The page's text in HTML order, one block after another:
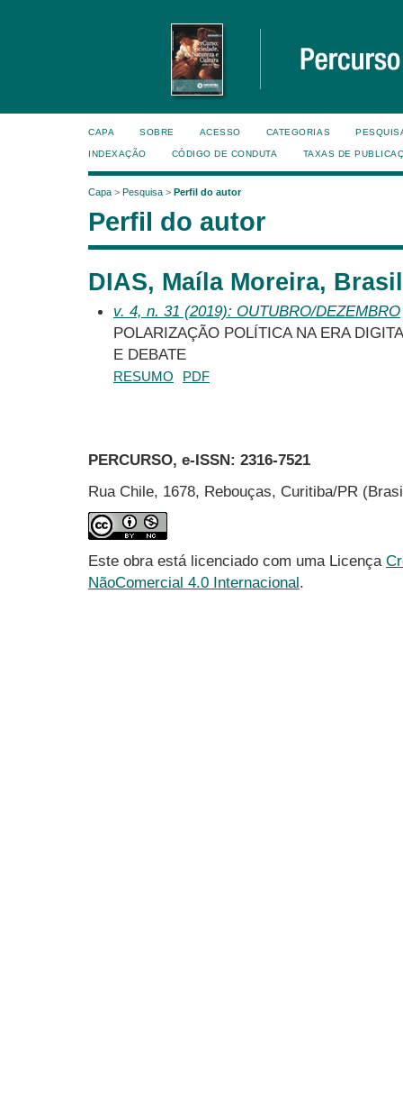
CAPA SOBRE ACESSO CATEGORIAS
INDEXAÇÃO CÓDIGO DE CONDUTA TAXAS DE
Capa > Pesquisa > Perfil do autor
Perfil do autor
DIAS, Maíla Moreira, Brasil
v. 4, n. 31 (2019): OUTUBRO/DEZEMBRO
POLARIZAÇÃO POLÍTICA NA ERA
E DEBATE
RESUMO PDF
PERCURSO, e-ISSN: 2316-7521
Rua Chile, 1678, Rebouças, Curitiba/PR
Este obra está licenciado com uma Licença
NãoComercial 4.0 Internacional.